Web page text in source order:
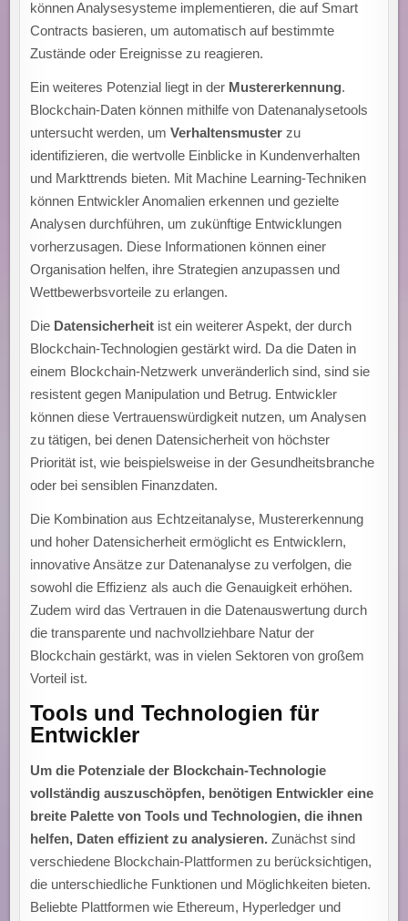
können Analysesysteme implementieren, die auf Smart
Contracts basieren, um automatisch auf bestimmte
Zustände oder Ereignisse zu reagieren.
Ein weiteres Potenzial liegt in der Mustererkennung.
Blockchain-Daten können mithilfe von Datenanalysetools
untersucht werden, umVerhaltensmuster zu
identifizieren, die wertvolle Einblicke in Kundenverhalten
und Markttrends bieten. Mit Machine Learning-Techniken
können Entwickler Anomalien erkennen und gezielte
Analysen durchführen, um zukünftige Entwicklungen
vorherzusagen. Diese Informationen können einer
Organisation helfen, ihre Strategien anzupassen und
Wettbewerbsvorteile zu erlangen.
Die Datensicherheit ist ein weiterer Aspekt, der durch
Blockchain-Technologien gestärkt wird. Da die Daten in
einem Blockchain-Netzwerk unveränderlich sind, sind sie
resistent gegen Manipulation und Betrug. Entwickler
können diese Vertrauenswürdigkeit nutzen, um Analysen
zu tätigen, bei denen Datensicherheit von höchster
Priorität ist, wie beispielsweise in der Gesundheitsbranche
oder bei sensiblen Finanzdaten.
Die Kombination aus Echtzeitanalyse, Mustererkennung
und hoher Datensicherheit ermöglicht es Entwicklern,
innovative Ansätze zur Datenanalyse zu verfolgen, die
sowohl die Effizienz als auch die Genauigkeit erhöhen.
Zudem wird das Vertrauen in die Datenauswertung durch
die transparente und nachvollziehbare Natur der
Blockchain gestärkt, was in vielen Sektoren von großem
Vorteil ist.
Tools und Technologien für
Entwickler
Um die Potenziale der Blockchain-Technologie
vollständig auszuschöpfen, benötigen Entwickler eine
breite Palette von Tools und Technologien, die ihnen
helfen, Daten effizient zu analysieren. Zunächst sind
verschiedene Blockchain-Plattformen zu berücksichtigen,
die unterschiedliche Funktionen und Möglichkeiten bieten.
Beliebte Plattformen wie Ethereum, Hyperledger und